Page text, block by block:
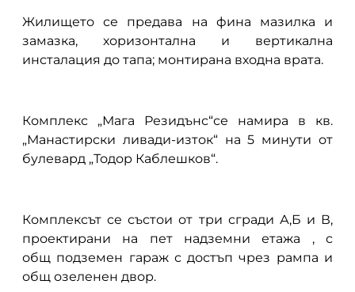
Жилището се предава на фина мазилка и
замазка, хоризонтална и вертикална
инсталация до тапа; монтирана входна врата.
Комплекс „Мага Резидънс“се намира в кв.
„Манастирски ливади-изток“ на 5 минути от
булевард „Тодор Каблешков“.
Комплексът се състои от три сгради А,Б и В,
проектирани на пет надземни етажа , с
общ подземен гараж с достъп чрез рампа и
общ озеленен двор.